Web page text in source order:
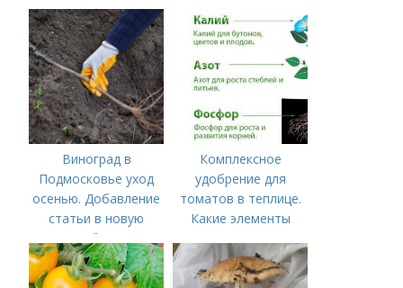
Виноград в
Подмосковье уход
осенью. Добавление
статьи в новую
подборку
Комплексное
удобрение для
томатов в теплице.
Какие элементы
особенности их
внесения